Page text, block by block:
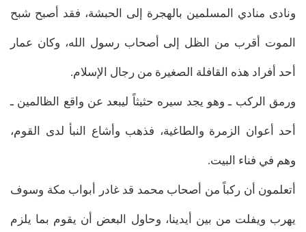
ونادى منادي المسلمين بالهجرة إلى الحبشة، فقد أصبح شبح
الموت أقرب من الظل إلى أصحاب رسول الله، وكان عمار
أحد أفراد هذه القافلة الصغيرة من رجال الإسلام.
ورمق الركب ـ وهو يجد سيره حثيثاً ليبعد عن واقع الظالمين ـ
أحد أعوان الزمرة والطاغية، فذهب وأشاع النبأ لدى القوم،
وهم في فناء البيت.
أتعلمون أن ركباً من أصحاب محمد قد غادر أبواب مكة وسوف
يهرب ويفلت من بين أيدينا، وحاول البعض أن يقوم بما يلزم